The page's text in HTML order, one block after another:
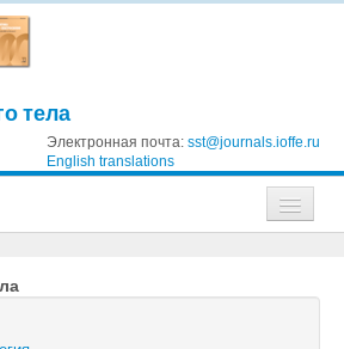
тела
Электронная почта: sst@journals.ioffe.ru
English translations
физики
технической физики